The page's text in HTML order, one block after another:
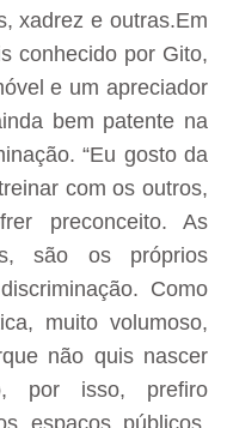
xadrez e outras.Em
conhecido por Gito,
e um apreciador
bem patente na
“Eu gosto da
com os outros,
preconceito. As
são os próprios
Como
muito volumoso,
não quis nascer
por isso, prefiro
espaços públicos,